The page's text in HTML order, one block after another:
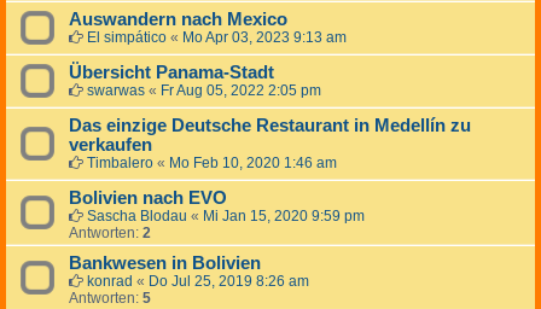
Auswandern nach Mexico
El simpático « Mo Apr 03, 2023 9:13 am
Übersicht Panama-Stadt
swarwas « Fr Aug 05, 2022 2:05 pm
Das einzige Deutsche Restaurant in Medellín zu
verkaufen
Timbalero « Mo Feb 10, 2020 1:46 am
Bolivien nach EVO
Sascha Blodau « Mi Jan 15, 2020 9:59 pm
Antworten: 2
Bankwesen in Bolivien
konrad « Do Jul 25, 2019 8:26 am
Antworten: 5